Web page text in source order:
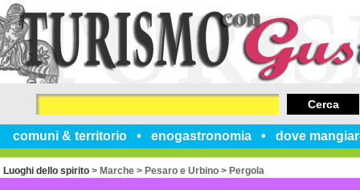
comuni & territorio enogastronomia dove
Cerca
Luoghi dello spirito > Marche > Pesaro e Urbino > Pergola